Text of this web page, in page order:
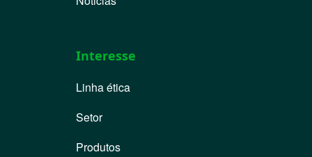
Interesse
Linha ética
Setor
Produtos